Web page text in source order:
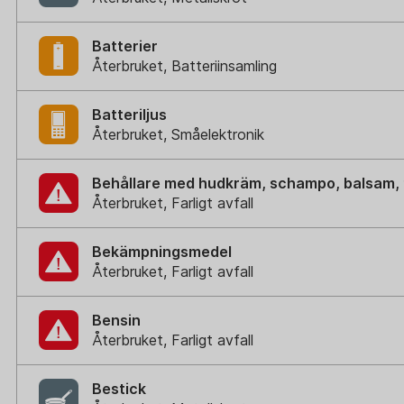
Batterier
Återbruket, Batteriinsamling
Batteriljus
Återbruket, Småelektronik
Behållare med hudkräm, schampo,
Återbruket, Farligt avfall
Bekämpningsmedel
Återbruket, Farligt avfall
Bensin
Återbruket, Farligt avfall
Bestick